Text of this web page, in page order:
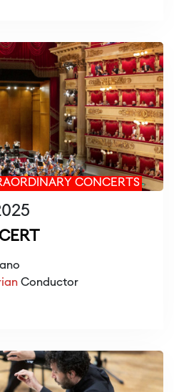
CONCERTS
Conductor